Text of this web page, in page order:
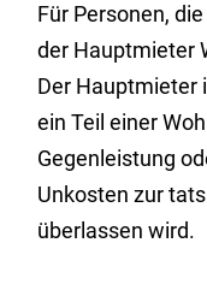
Für Personen,
der Hauptmieter
Der Hauptmieter
ein Teil einer
Gegenleistung
Unkosten zur
überlassen wird.